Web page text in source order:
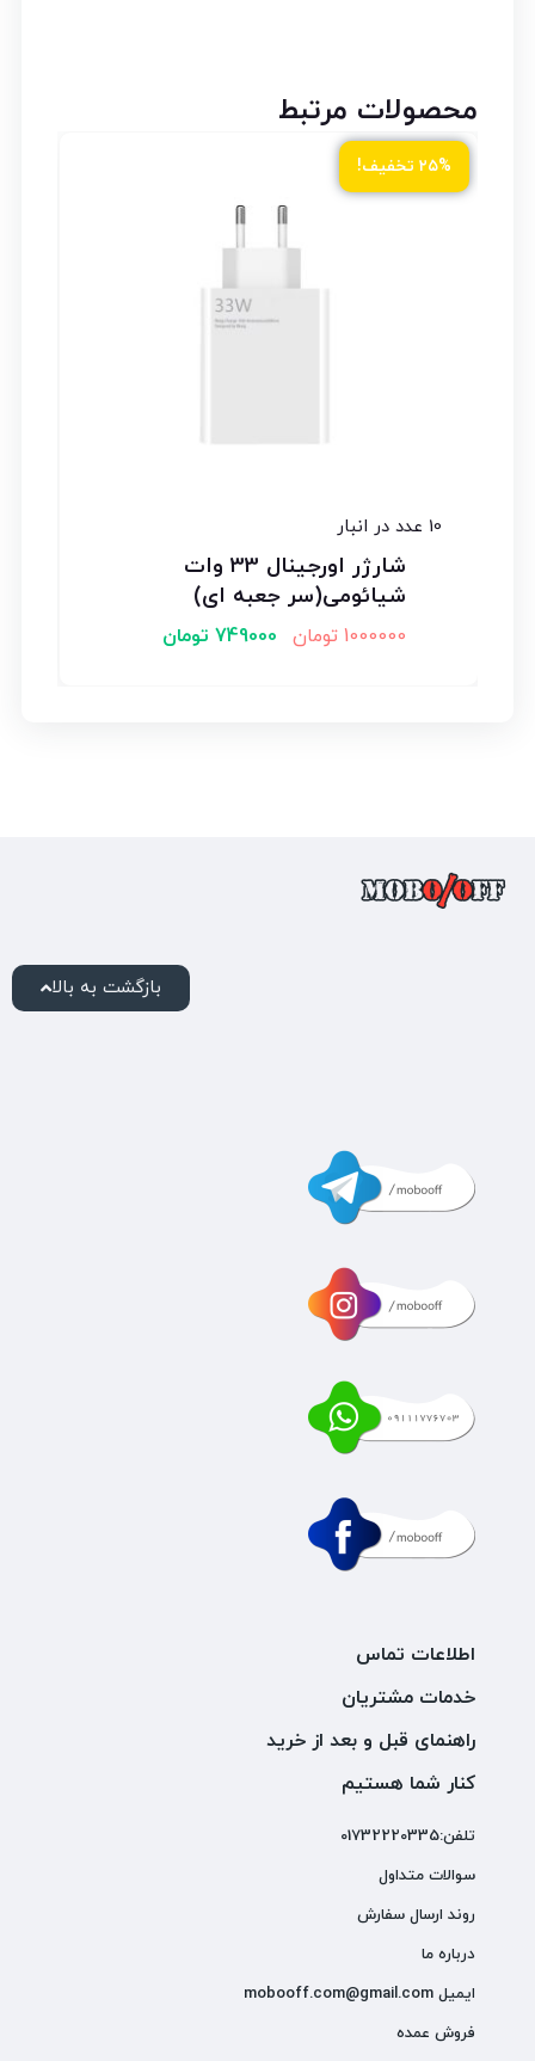
محصولات مرتبط
۲۵% تخفیف!
10 عدد در انبار
شارژر اورجینال 33 وات
شیائومی(سر جعبه ای)
1000000 تومان 749000 تومان
بازگشت به بالا
اطلاعات تماس
خدمات مشتریان
راهنمای قبل و بعد از خرید
کنار شما هستیم
تلفن:01732220335
سوالات متداول
روند ارسال سفارش
درباره ما
ایمیل mobooff.com@gmail.com
فروش عمده